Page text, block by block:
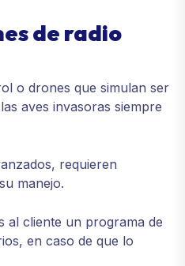
de radio
o drones que simulan ser
aves invasoras siempre
requieren
manejo.
al cliente un programa de
en caso de que lo